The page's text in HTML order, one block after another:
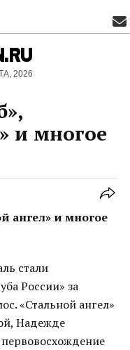
2026
и многое
ангел» и многое
стали
России» за
«Стальной ангел»
Надежде